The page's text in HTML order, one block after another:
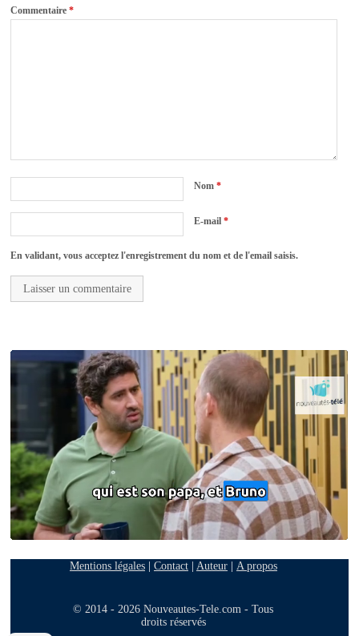
Commentaire*
Nom*
E-mail*
En validant, vous acceptez l'enregistrement du nom et de l'email saisis.
Mentions légales| Contact| Auteur| A propos
© 2014 - 2026 Nouveautes-Tele.com - Tous
droits réservés